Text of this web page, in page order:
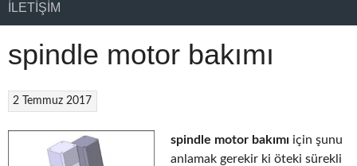
İLETIŞIM
spindle motor bakımı
2 Temmuz 2017
spindle motor bakımı için şunu
anlamak gerekir ki öteki sürekli